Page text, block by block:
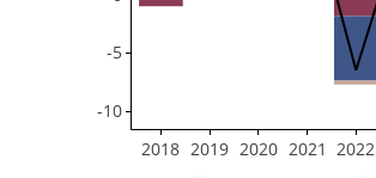
2018 2019 2020 2021 2022
-10
-5